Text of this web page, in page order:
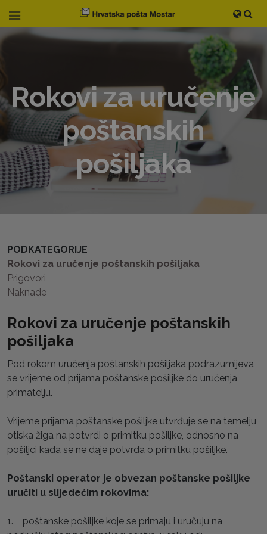
Rokovi za uručenje
poštanskih
pošiljaka
PODKATEGORIJE
Rokovi za uručenje poštanskih pošiljaka
Prigovori
Naknade
Rokovi za uručenje poštanskih
pošiljaka
Pod rokom uručenja poštanskih pošiljaka podrazumijeva
se vrijeme od prijama poštanske pošiljke do uručenja
primatelju.
Vrijeme prijama poštanske pošiljke utvrđuje se na temelju
otiska žiga na potvrdi o primitku pošiljke, odnosno na
pošiljci kada se ne daje potvrda o primitku pošiljke.
Poštanski operator je obvezan poštanske pošiljke
uručiti u slijedećim rokovima:
1. poštanske pošiljke koje se primaju i uručuju na